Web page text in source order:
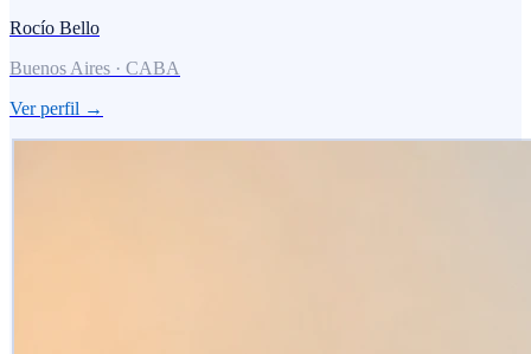
Rocío Bello
Buenos Aires · CABA
Ver perfil →